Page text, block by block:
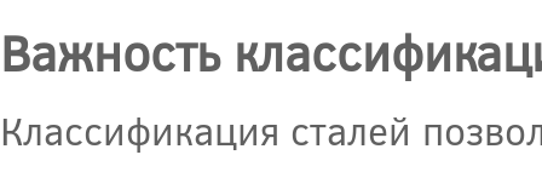
Важность
Классификация сталей